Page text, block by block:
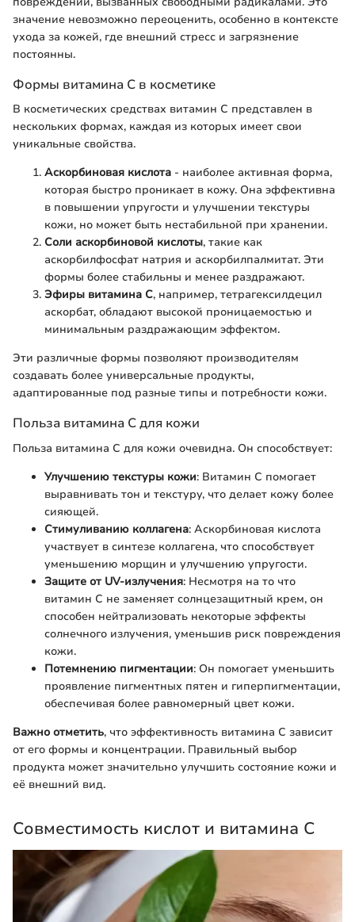
значение невозможно переоценить, особенно в контексте
ухода за кожей, где внешний стресс и загрязнение
постоянны.
Формы витамина С в косметике
В косметических средствах витамин С представлен в
нескольких формах, каждая из которых имеет свои
уникальные свойства.
Аскорбиновая кислота - наиболее активная форма,
которая быстро проникает в кожу. Она эффективна
в повышении упругости и улучшении текстуры
кожи, но может быть нестабильной при хранении.
Соли аскорбиновой кислоты, такие как
аскорбилфосфат натрия и аскорбилпалмитат. Эти
формы более стабильны и менее раздражают.
Эфиры витамина С, например, тетрагексилдецил
аскорбат, обладают высокой проницаемостью и
минимальным раздражающим эффектом.
Эти различные формы позволяют производителям
создавать более универсальные продукты,
адаптированные под разные типы и потребности кожи.
Польза витамина С для кожи
Польза витамина С для кожи очевидна. Он способствует:
Улучшению текстуры кожи: Витамин С помогает
выравнивать тон и текстуру, что делает кожу более
сияющей.
Стимуливанию коллагена: Аскорбиновая кислота
участвует в синтезе коллагена, что способствует
уменьшению морщин и улучшению упругости.
Защите от UV-излучения: Несмотря на то что
витамин С не заменяет солнцезащитный крем, он
способен нейтрализовать некоторые эффекты
солнечного излучения, уменьшив риск повреждения
кожи.
Потемнению пигментации: Он помогает уменьшить
проявление пигментных пятен и гиперпигментации,
обеспечивая более равномерный цвет кожи.
Важно отметить, что эффективность витамина С зависит
от его формы и концентрации. Правильный выбор
продукта может значительно улучшить состояние кожи и
её внешний вид.
Совместимость кислот и витамина С